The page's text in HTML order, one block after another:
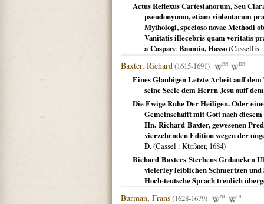
Actus Reflexus Cartesianorum, Seu
pseudōnymōn, etiam violentarum
Mythologi, specioso novae Methodi
Vanitatis illecebris quam veritatis
a Caspare Baumio, Hasso(Cassellis
Baxter, Richard(1615-1691) EN DE
Eines Glaubigen Letzte Arbeit auff
seine Seele dem Herrn Jesu auff
Die Ewige Ruhe Der Heiligen. Oder
Gemeinschafft mit Gott nach
Hn. Richard Baxter, gewesenen
vierzehenden Edition wegen der
D.(Cassel : Kürßner, 1684)
Richard Baxters Sterbens Gedancken
vielerley leiblichen Schmertzen und
Hoch-teutsche Sprach treulich
Burman, Frans(1628-1679) NL DE